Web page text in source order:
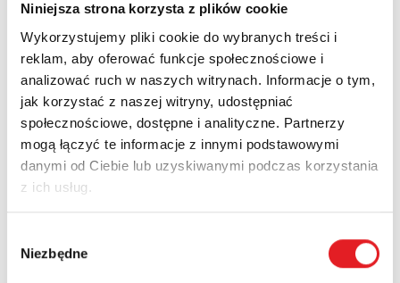
Niniejsza strona korzysta z plików cookie
Wykorzystujemy pliki cookie do wybranych treści i
reklam, aby oferować funkcje społecznościowe i
analizować ruch w naszych witrynach. Informacje o tym,
jak korzystać z naszej witryny, udostępniać
społecznościowe, dostępne i analityczne. Partnerzy
mogą łączyć te informacje z innymi podstawowymi
danymi od Ciebie lub uzyskiwanymi podczas korzystania
z ich usług.
zgody
Niezbędne
Nazwa firmy:
Numer telefonu: